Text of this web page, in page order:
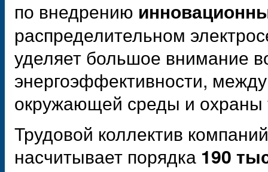
по внедрению
распределительном
уделяет большое внимание
энергоэффективности,
окружающей среды и
Трудовой коллектив
насчитывает порядка 190